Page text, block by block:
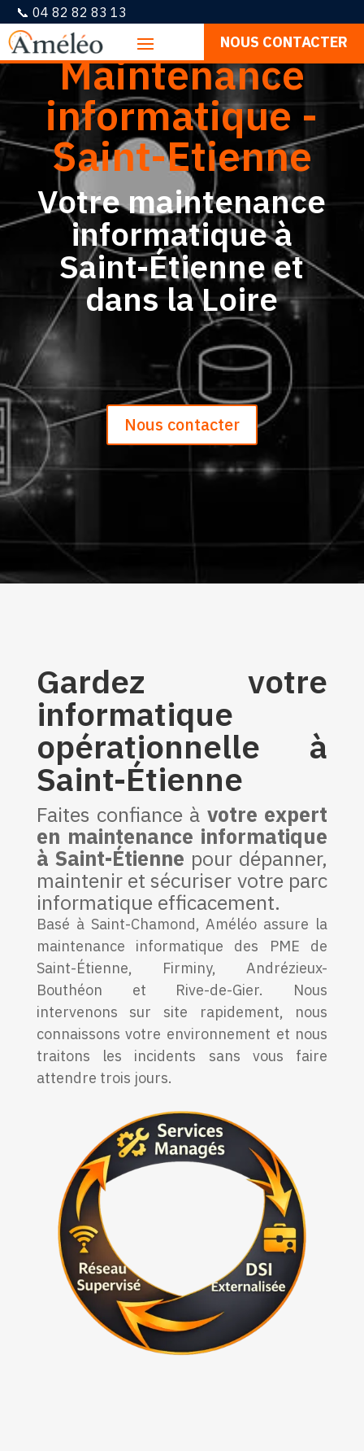
📞 04 82 82 83 13
NOUS CONTACTER
Maintenance
informatique -
Saint-Etienne
Votre maintenance
informatique à
Saint-Étienne et
dans la Loire
Nous contacter
Gardez votre
informatique
opérationnelle à
Saint-Étienne
Faites confiance à votre expert
en maintenance informatique
à Saint-Étienne pour dépanner,
maintenir et sécuriser votre parc
informatique efficacement.
Basé à Saint-Chamond, Améléo assure la
maintenance informatique des PME de
Saint-Étienne, Firminy, Andrézieux-
Bouthéon et Rive-de-Gier. Nous
intervenons sur site rapidement, nous
connaissons votre environnement et nous
traitons les incidents sans vous faire
attendre trois jours.